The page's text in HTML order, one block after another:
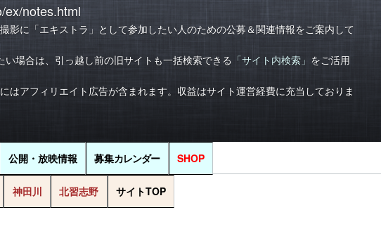
ex/notes.html
影に「エキストラ」として参加したい人のための公募＆関連情報をご案内して
い場合は、引っ越し前の旧サイトも一括検索できる 「サイト内検索」 をご活用
はアフィリエイト広告が含まれます。収益はサイト運営経費に充当しておりま
公開・放映情報 募集カレンダー SHOP
神田川 北習志野 サイトTOP